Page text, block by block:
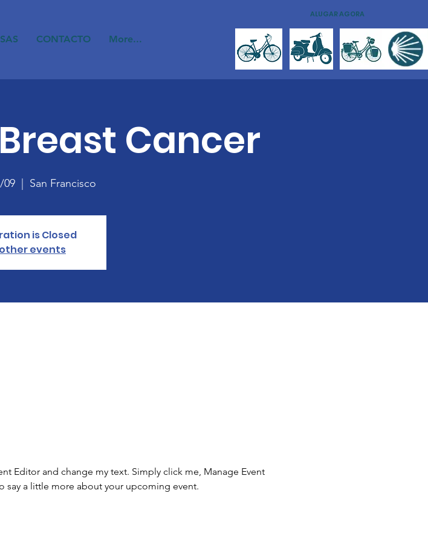
CONTACTO More...
ALUGAR AGORA
Cancer
09 San Francisco
is Closed
events
Editor and change my text. Simply click me, Manage Event
say a little more about your upcoming event.